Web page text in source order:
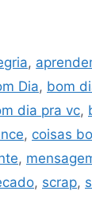
,
Dia, bom
dia pra vc,
, coisas
,
, scrap,